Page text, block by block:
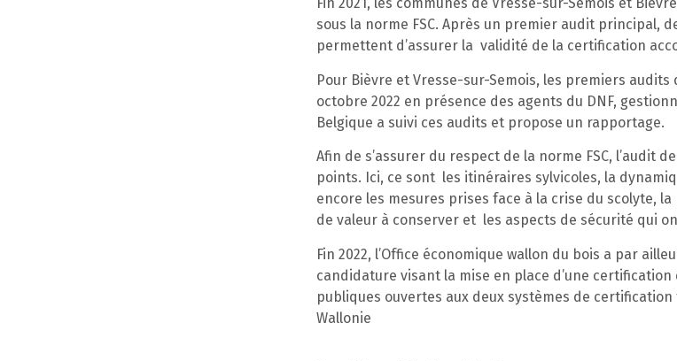
Fin 2021, les communes de Vresse-sur-Semois et
sous la norme FSC. Après un premier audit principal,
permettent d’assurer la validité de la certification
Pour Bièvre et Vresse-sur-Semois, les premiers audits
octobre 2022 en présence des agents du DNF,
Belgique a suivi ces audits et propose un rapportage.
Afin de s’assurer du respect de la norme FSC, l’audit
points. Ici, ce sont les itinéraires sylvicoles, la
encore les mesures prises face à la crise du scolyte,
de valeur à conserver et les aspects de sécurité qui
Fin 2022, l’Office économique wallon du bois a par
candidature visant la mise en place d’une
publiques ouvertes aux deux systèmes de
Wallonie